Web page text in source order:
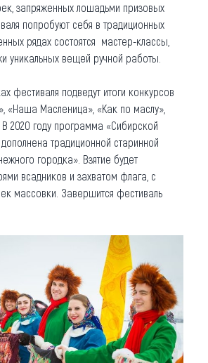
запряженных лошадьми призовых
попробуют себя в традиционных
рядах состоятся мастер-классы,
уникальных вещей ручной работы.
фестиваля подведут итоги конкурсов
«Наша Масленица», «Как по маслу»,
2020 году программа «Сибирской
традиционной старинной
городка». Взятие будет
всадников и захватом флага, с
массовки. Завершится фестиваль